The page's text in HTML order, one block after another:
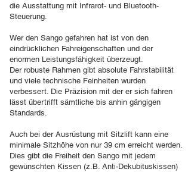
die Ausstattung mit Infrarot- und Bluetooth-
Steuerung.
Wer den Sango gefahren hat ist von den
eindrücklichen Fahreigenschaften und der
enormen Leistungsfähigkeit überzeugt.
Der robuste Rahmen gibt absolute Fahrstabilität
und viele technische Feinheiten wurden
verbessert. Die Präzision mit der er sich fahren
lässt übertrifft sämtliche bis anhin gängigen
Standards.
Auch bei der Ausrüstung mit Sitzlift kann eine
minimale Sitzhöhe von nur 39 cm erreicht werden.
Dies gibt die Freiheit den Sango mit jedem
gewünschten Kissen (z.B. Anti-Dekubituskissen)